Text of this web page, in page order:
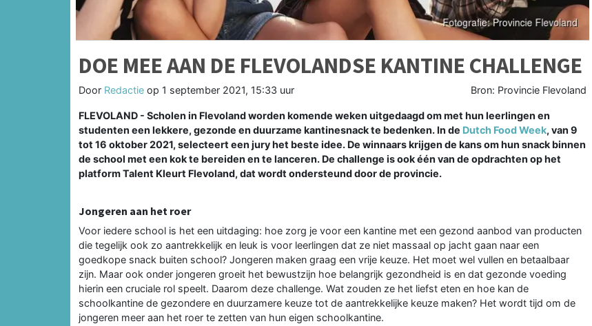
DOE MEE AAN DE FLEVOLANDSE KANTINE CHALLENGE
Door Redactie op 1 september 2021, 15:33 uur Bron: Provincie Flevoland
FLEVOLAND - Scholen in Flevoland worden komende weken uitgedaagd om met hun leerlingen en
studenten een lekkere, gezonde en duurzame kantinesnack te bedenken. In de Dutch Food Week, van 9
tot 16 oktober 2021, selecteert een jury het beste idee. De winnaars krijgen de kans om hun snack binnen
de school met een kok te bereiden en te lanceren. De challenge is ook één van de opdrachten op het
platform Talent Kleurt Flevoland, dat wordt ondersteund door de provincie.
Jongeren aan het roer
Voor iedere school is het een uitdaging: hoe zorg je voor een kantine met een gezond aanbod van producten
die tegelijk ook zo aantrekkelijk en leuk is voor leerlingen dat ze niet massaal op jacht gaan naar een
goedkope snack buiten school? Jongeren maken graag een vrije keuze. Het moet wel vullen en betaalbaar
zijn. Maar ook onder jongeren groeit het bewustzijn hoe belangrijk gezondheid is en dat gezonde voeding
hierin een cruciale rol speelt. Daarom deze challenge. Wat zouden ze het liefst eten en hoe kan de
schoolkantine de gezondere en duurzamere keuze tot de aantrekkelijke keuze maken? Het wordt tijd om de
jongeren meer aan het roer te zetten van hun eigen schoolkantine.